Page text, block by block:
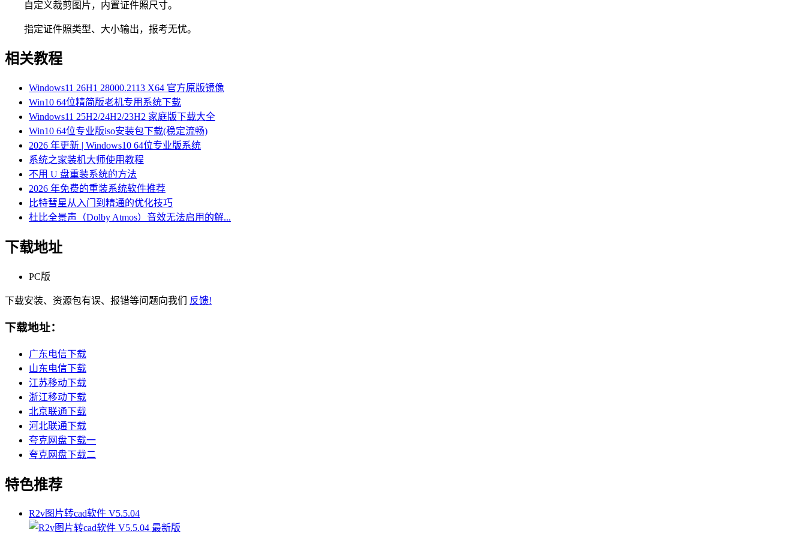
自定义裁剪图片，内置证件照尺寸。
指定证件照类型、大小输出，报考无忧。
相关教程
Windows11 26H1 28000.2113 X64 官方原版镜像
Win10 64位精简版老机专用系统下载
Windows11 25H2/24H2/23H2 家庭版下载大全
Win10 64位专业版iso安装包下载(稳定流畅)
2026 年更新 | Windows10 64位专业版系统
系统之家装机大师使用教程
不用 U 盘重装系统的方法
2026 年免费的重装系统软件推荐
比特彗星从入门到精通的优化技巧
杜比全景声（Dolby Atmos）音效无法启用的解...
下载地址
PC版
下载安装、资源包有误、报错等问题向我们 反馈!
下载地址：
广东电信下载
山东电信下载
江苏移动下载
浙江移动下载
北京联通下载
河北联通下载
夸克网盘下载一
夸克网盘下载二
特色推荐
R2v图片转cad软件 V5.5.04